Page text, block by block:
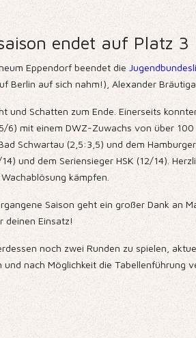
endet auf Platz 3
Eppendorf beendet die
Berlin auf sich nahm!), Alexander
und Schatten zum Ende. Einerseits
6) mit einem DWZ-Zuwachs von über
Schwartau (2,5:3,5) und dem
und dem Seriensieger HSK (12/14).
kämpfen.
Saison geht ein großer Dank an
deinen Einsatz!
noch zwei Runden zu spielen,
nach Möglichkeit die Tabellenführung